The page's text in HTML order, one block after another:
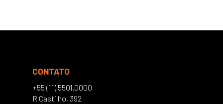
CONTATO
+55 (11) 5501.0000
R Castilho, 392